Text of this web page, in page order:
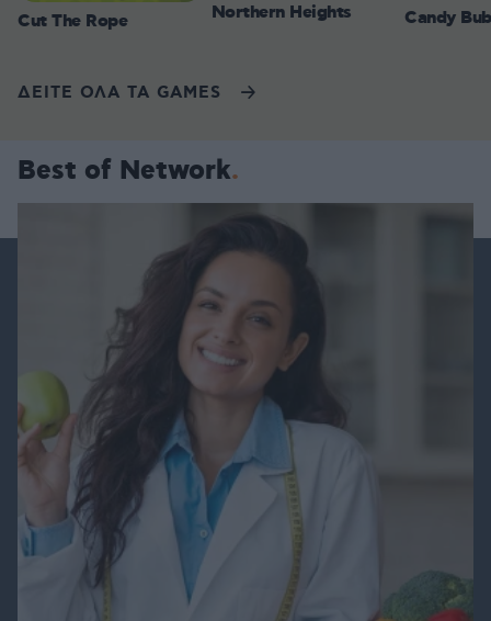
Cut The Rope Northern Heights Candy
ΔΕΙΤΕ ΟΛΑ ΤΑ GAMES
Best of Network